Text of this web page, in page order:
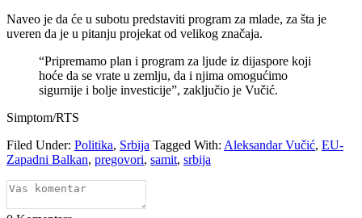
Naveo je da će u subotu predstaviti program za mlade, za šta je
uveren da je u pitanju projekat od velikog značaja.
“Pripremamo plan i program za ljude iz dijaspore koji
hoće da se vrate u zemlju, da i njima omogućimo
sigurnije i bolje investicije”, zaključio je Vučić.
Simptom/RTS
Filed Under: Politika, Srbija Tagged With: Aleksandar Vučić, EU-
Zapadni Balkan, pregovori, samit, srbija